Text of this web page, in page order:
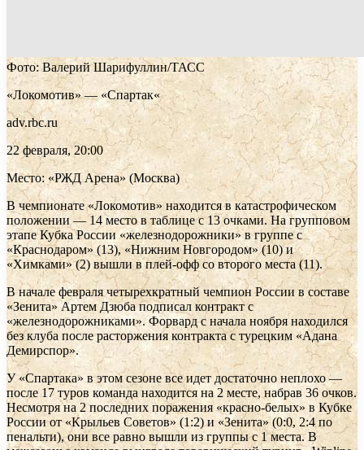
Фото: Валерий Шарифуллин/ТАСС
«Локомотив» — «Спартак«
adv.rbc.ru
22 февраля, 20:00
Место: «РЖД Арена» (Москва)
В чемпионате «Локомотив» находится в катастрофическом
положении — 14 место в таблице с 13 очками. На групповом
этапе Кубка России «железнодорожники» в группе с
«Краснодаром» (13), «Нижним Новгородом» (10) и
«Химками» (2) вышли в плей-офф со второго места (11).
В начале февраля четырехкратный чемпион России в составе
«Зенита» Артем Дзюба подписал контракт с
«железнодорожниками». Форвард с начала ноября находился
без клуба после расторжения контракта с турецким «Адана
Демирспор».
У «Спартака» в этом сезоне все идет достаточно неплохо —
после 17 туров команда находится на 2 месте, набрав 36 очков.
Несмотря на 2 последних поражения «красно-белых» в Кубке
России от «Крыльев Советов» (1:2) и «Зенита» (0:0, 2:4 по
пенальти), они все равно вышли из группы с 1 места. В